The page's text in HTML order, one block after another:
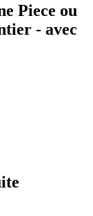
Piece ou
- avec